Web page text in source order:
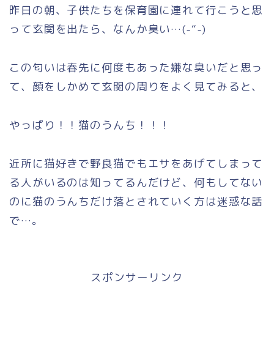
昨日の朝、子供たちを保育園に連れて行こうと思
って玄関を出たら、なんか臭い…(-“-)
この匂いは春先に何度もあった嫌な臭いだと思っ
て、顔をしかめて玄関の周りをよく見てみると、
やっぱり！！猫のうんち！！！
近所に猫好きで野良猫でもエサをあげてしまって
る人がいるのは知ってるんだけど、何もしてない
のに猫のうんちだけ落とされていく方は迷惑な話
で…。
スポンサーリンク